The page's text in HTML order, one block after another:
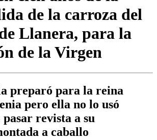
de la carroza del
Llanera, para la
de la Virgen
preparó para la reina
pero ella no lo usó
revista a su
a caballo